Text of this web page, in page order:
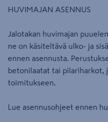
HUVIMAJAN ASENNUS
Jalotakan huvimajan
ne on käsiteltävä ulko- ja
ennen asennusta.
betonilaatat tai pilariharkot,
toimitukseen.
Lue asennusohjeet ennen